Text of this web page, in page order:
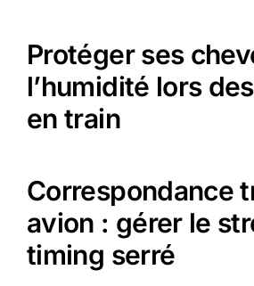
Protéger ses
l’humidité lors
en train
Correspondance
avion : gérer le
timing serré